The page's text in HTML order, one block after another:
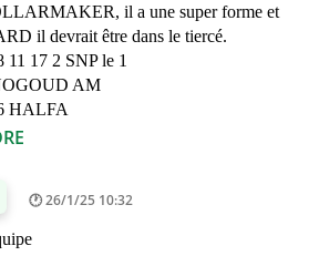
il a une super forme et
il devrait être dans le tiercé.
11 17 2 SNP le 1
AM
HALFA
26/1/25 10:32